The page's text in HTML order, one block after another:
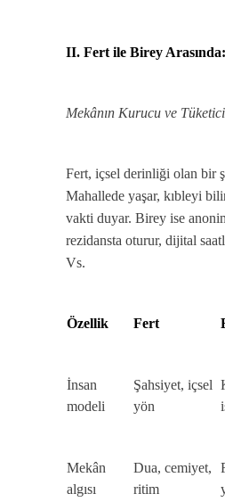
II. Fert ile Birey Arasında:
Mekânın Kurucu ve
Fert, içsel derinliği olan bir
Mahallede yaşar, kıbleyi
vakti duyar. Birey ise
rezidansta oturur, dijital
Vs.
Özellik Fert
İnsan
modeli
Şahsiyet, içsel
yön
Mekân
algısı
Dua, cemiyet,
ritim